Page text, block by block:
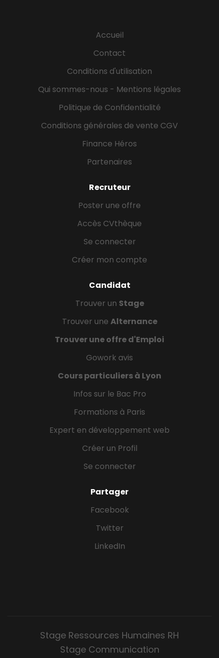
suivi des demandes clients et contribuer à leur
satisfaction. Participer aux actions commerciales
communautés sur les réseaux sociaux. Contribuer
à...
Accueil
Contact
Conditions d'utilisation
Qui sommes-nous - Mentions légales
Politique de Confidentialité
Conditions générales de vente CGV
Finance Héros
Partenaires
Recruteur
Poster une offre
Accès CVthèque
Se connecter
Créer mon compte
Candidat
Trouver un Stage
Trouver une Alternance
Trouver une offre d'Emploi
Gowork avis
Cours particuliers à Lyon
Infos sur le Bac Pro
Formations à Paris
Expert en développement web
Créer un Profil
Se connecter
Partager
Facebook
Twitter
LinkedIn
Stage Ressources Humaines RH
Stage Communication